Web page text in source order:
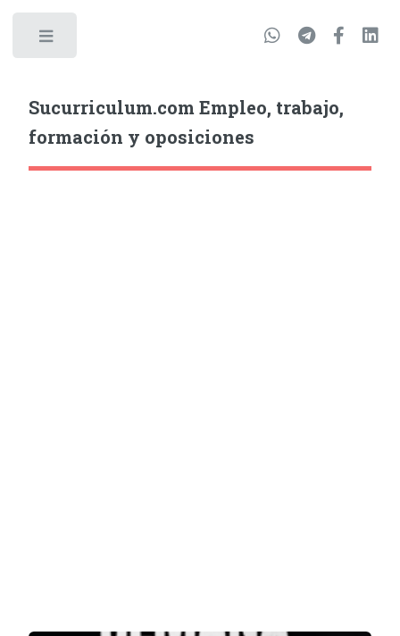
Sucurriculum.com Empleo, trabajo,
formación y oposiciones